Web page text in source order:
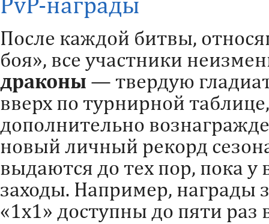
После каждой битвы,
боя», все участники
драконы — твердую
вверх по турнирной
дополнительно
новый личный рекорд
выдаются до тех пор, пока у
заходы. Например, награды
«1х1» доступны до пяти